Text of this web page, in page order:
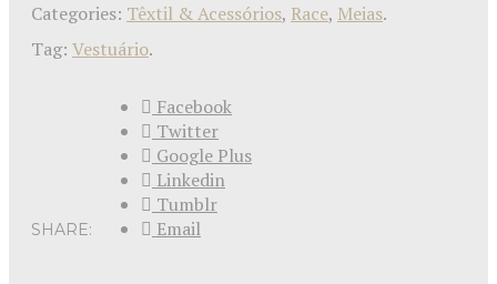
Categories: Têxtil & Acessórios, Race, Meias.
Tag: Vestuário.
SHARE:
Facebook
Twitter
Google Plus
Linkedin
Tumblr
Email